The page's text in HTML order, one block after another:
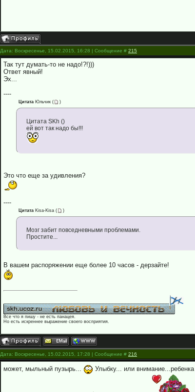
Дата: Воскресенье, 15.02.2015, 16:28 | Сообщение # 215
Так тут думать-то не надо!?!)))
Ответ явный!
Эх...
----
Цитата Юльчик ( )
Цитата SKh ()
ей вот так надо бы!!!
Это что еще за удивления?
----
Цитата Kisa-Kisa ( )
Мозг забит повседневными проблемами.
Простите...
В вашем распоряжении еще более 10 часов - дерзайте!
Все что я пишу - не есть панацея.
Но есть искреннее выражение своего восприятия.
Дата: Воскресенье, 15.02.2015, 17:28 | Сообщение # 216
может, мыльный пузырь... Улыбку... или внимание...ребенка